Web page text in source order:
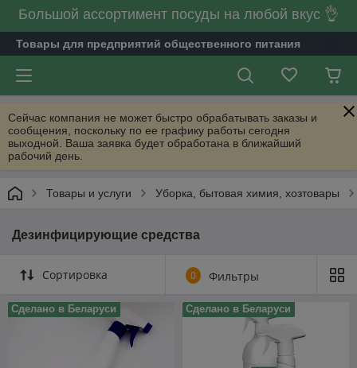
Большой ассортимент посуды на любой вкус 👌
Товары для предприятий общественного питания
Сейчас компания не может быстро обрабатывать заказы и
сообщения, поскольку по ее графику работы сегодня
выходной. Ваша заявка будет обработана в ближайший
рабочий день.
Товары и услуги Уборка, бытовая химия, хозтовары
Дезинфицирующие средства
Сортировка 0 Фильтры
Сделано в Беларуси Сделано в Беларуси